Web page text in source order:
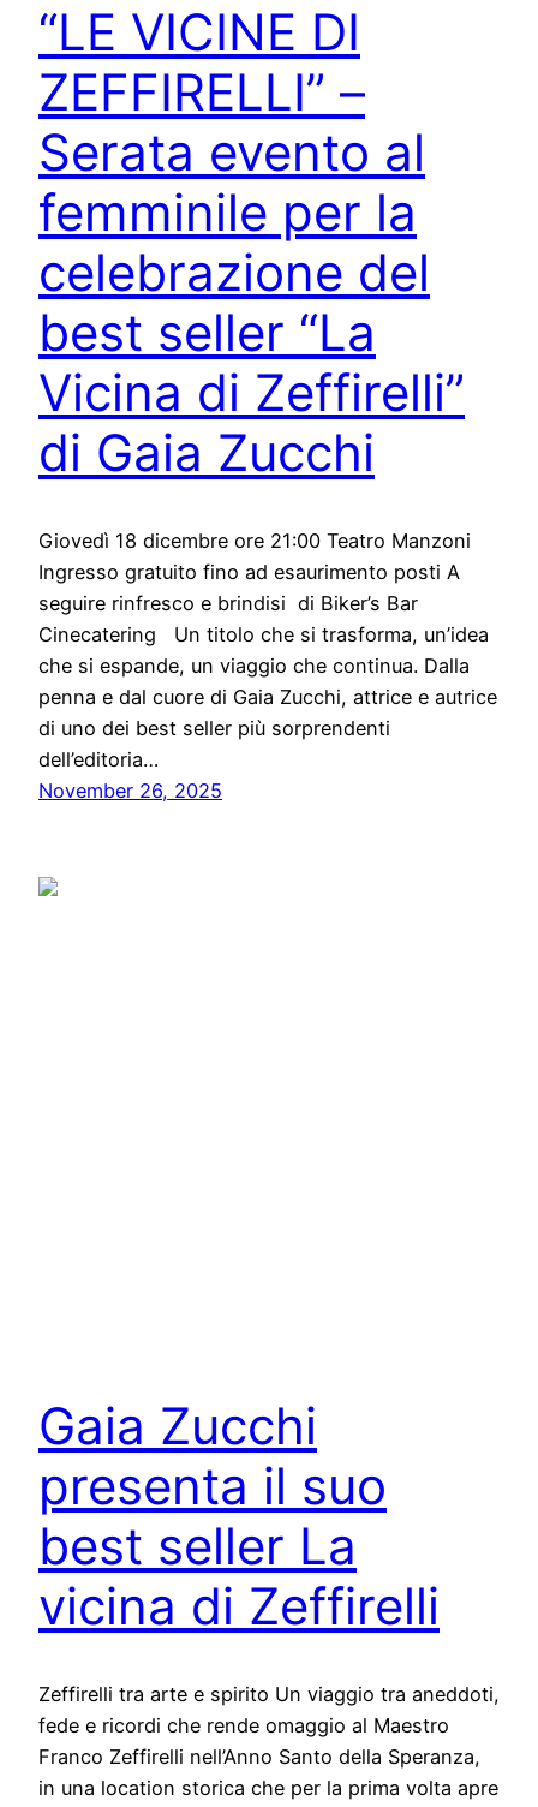
“LE VICINE DI
ZEFFIRELLI” –
Serata evento al
femminile per la
celebrazione del
best seller “La
Vicina di Zeffirelli”
di Gaia Zucchi
Giovedì 18 dicembre ore 21:00 Teatro Manzoni
Ingresso gratuito fino ad esaurimento posti A
seguire rinfresco e brindisi di Biker’s Bar
Cinecatering Un titolo che si trasforma, un’idea
che si espande, un viaggio che continua. Dalla
penna e dal cuore di Gaia Zucchi, attrice e autrice
di uno dei best seller più sorprendenti
dell’editoria…
November 26, 2025
Gaia Zucchi
presenta il suo
best seller La
vicina di Zeffirelli
Zeffirelli tra arte e spirito Un viaggio tra aneddoti,
fede e ricordi che rende omaggio al Maestro
Franco Zeffirelli nell’Anno Santo della Speranza,
in una location storica che per la prima volta apre